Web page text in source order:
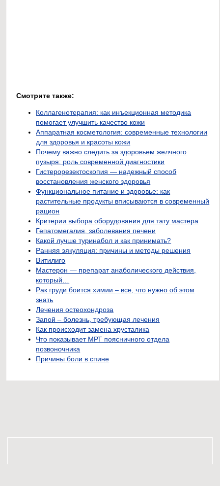
Смотрите также:
Коллагенотерапия: как инъекционная методика
помогает улучшить качество кожи
Аппаратная косметология: современные технологии
для здоровья и красоты кожи
Почему важно следить за здоровьем желчного
пузыря: роль современной диагностики
Гистерорезектоскопия — надежный способ
восстановления женского здоровья
Функциональное питание и здоровье: как
растительные продукты вписываются в современный
рацион
Критерии выбора оборудования для тату мастера
Гепатомегалия, заболевания печени
Какой лучше туринабол и как принимать?
Ранняя эякуляция: причины и методы решения
Витилиго
Мастерон — препарат анаболического действия,
который…
Рак груди боится химии – все, что нужно об этом
знать
Лечения остеохондроза
Запой – болезнь, требующая лечения
Как происходит замена хрусталика
Что показывает МРТ поясничного отдела
позвоночника
Причины боли в спине